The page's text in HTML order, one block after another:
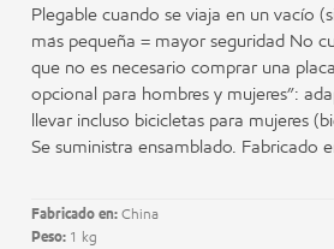
Plegable cuando se viaja en un vacío
más pequeña = mayor seguridad No
que no es necesario comprar una
opcional para hombres y mujeres”:
llevar incluso bicicletas para mujeres
Se suministra ensamblado. Fabricado
Fabricado en: China
Peso: 1 kg